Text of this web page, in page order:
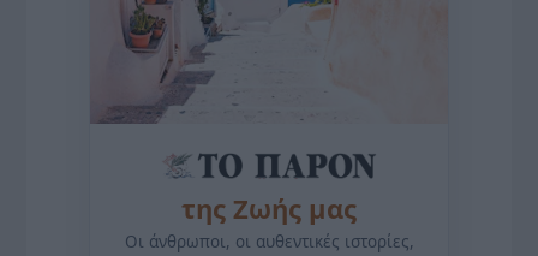
της Ζωής μας
Οι άνθρωποι, οι αυθεντικές ιστορίες,